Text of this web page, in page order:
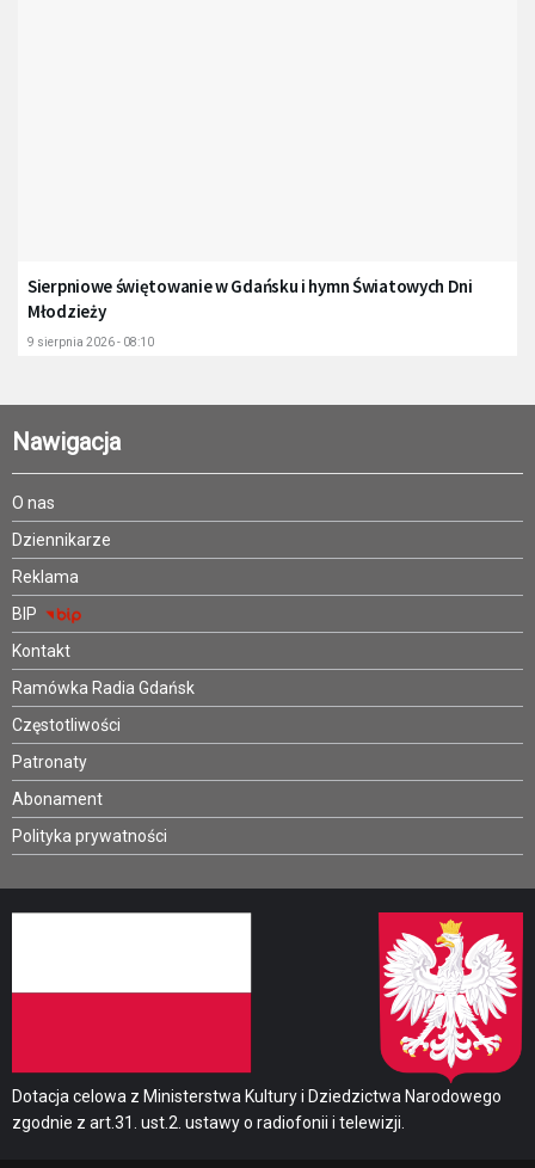
Sierpniowe świętowanie w Gdańsku i hymn Światowych Dni
Młodzieży
9 sierpnia 2026 - 08:10
Nawigacja
O nas
Dziennikarze
Reklama
BIP
Kontakt
Ramówka Radia Gdańsk
Częstotliwości
Patronaty
Abonament
Polityka prywatności
Dotacja celowa z Ministerstwa Kultury i Dziedzictwa Narodowego
zgodnie z art.31. ust.2. ustawy o radiofonii i telewizji.